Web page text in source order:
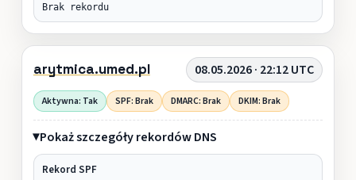
Brak rekordu
arytmica.umed.pl 08.05.2026 · 22:12 UTC
Aktywna: Tak SPF: Brak DMARC: Brak DKIM: Brak
Pokaż szczegóły rekordów DNS
Rekord SPF